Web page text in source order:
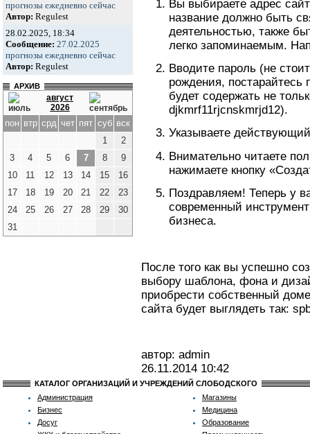
прогнозы ежедневно сейчас
Автор: Regulest
28.02.2025, 18:34
Сообщение: 27.02.2025
прогнозы ежедневно сейчас
Автор: Regulest
АРХИВ
август
2026
пон втр срд чет пят суб вск
1
2
3
4 5 6 7 8
9
10
11 12 13 14 15
16
17
18 19 20 21 22
23
24
25 26 27 28 29
30
31
Вы выбираете адрес
название должно быть
деятельностью, также
легко запоминаемым.
Вводите пароль (не
рождения, постарайтесь
будет содержать не
djkmrf11rjcnskmrjd12).
Указываете
Внимательно читаете
нажимаете кнопку
Поздравляем! Теперь у
современный
бизнеса.
После того как вы успешно
выбору шаблона, фона и
приобрести собственный
сайта будет выглядеть так:
автор: admin
26.11.2014 10:42
КАТАЛОГ ОРГАНИЗАЦИЙ И УЧРЕЖДЕНИЙ СЛОБОДСКОГО
Администрация
Бизнес
Досуг
Магазины
Медицина
Образование